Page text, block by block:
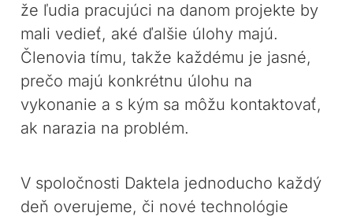
že ľudia pracujúci na danom projekte by
mali vedieť, aké ďalšie úlohy majú.
Členovia tímu, takže každému je jasné,
prečo majú konkrétnu úlohu na
vykonanie a s kým sa môžu kontaktovať,
ak narazia na problém.
V spoločnosti Daktela jednoducho každý
deň overujeme, či nové technológie